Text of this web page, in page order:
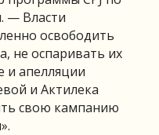
— Власти
освободить
не оспаривать их
и апелляции
и Актилека
свою кампанию